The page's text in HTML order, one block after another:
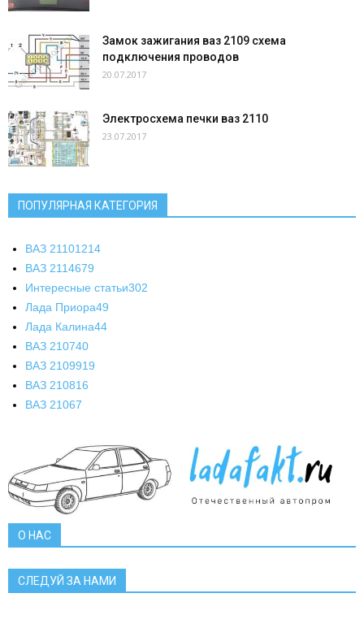
Замок зажигания ваз 2109 схема
подключения проводов
20.07.2017
Электросхема печки ваз 2110
23.07.2017
ПОПУЛЯРНАЯ КАТЕГОРИЯ
ВАЗ 21101214
ВАЗ 2114679
Интересные статьи302
Лада Приора49
Лада Калина44
ВАЗ 210740
ВАЗ 2109919
ВАЗ 210816
ВАЗ 21067
О НАС
СЛЕДУЙ ЗА НАМИ